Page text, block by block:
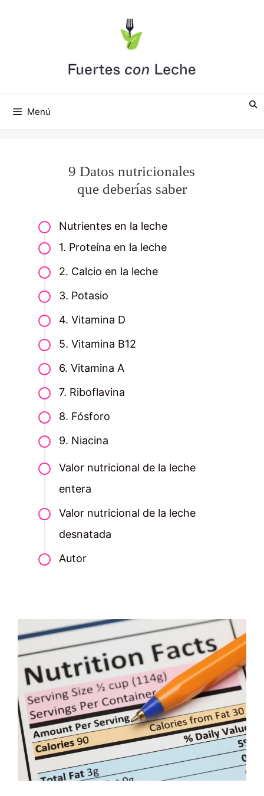
Menú
9 Datos nutricionales
que deberías saber
Nutrientes en la leche
1. Proteína en la leche
2. Calcio en la leche
3. Potasio
4. Vitamina D
5. Vitamina B12
6. Vitamina A
7. Riboflavina
8. Fósforo
9. Niacina
Valor nutricional de la leche
entera
Valor nutricional de la leche
desnatada
Autor